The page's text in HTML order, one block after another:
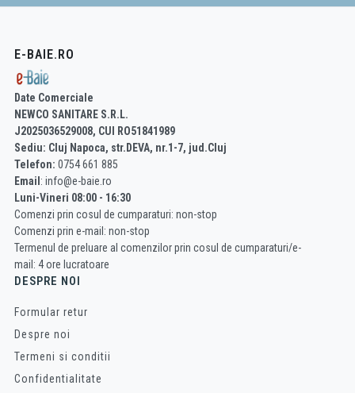
E-BAIE.RO
Date Comerciale
NEWCO SANITARE S.R.L.
J2025036529008, CUI RO51841989
Sediu: Cluj Napoca, str.DEVA, nr.1-7, jud.Cluj
Telefon: 0754 661 885
Email : info@e-baie.ro
Luni-Vineri 08:00 - 16:30
Comenzi prin cosul de cumparaturi: non-stop
Comenzi prin e-mail: non-stop
Termenul de preluare al comenzilor prin cosul de cumparaturi/e-
mail: 4 ore lucratoare
DESPRE NOI
Formular retur
Despre noi
Termeni si conditii
Confidentialitate